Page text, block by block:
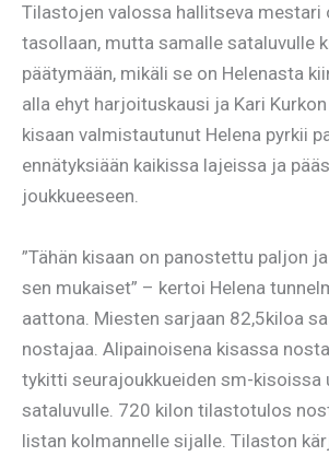
Tilastojen valossa hallitseva mestari
tasollaan, mutta samalle sataluvulle
päätymään, mikäli se on Helenasta
alla ehyt harjoituskausi ja Kari
kisaan valmistautunut Helena pyrkii
ennätyksiään kaikissa lajeissa ja
joukkueeseen.
”Tähän kisaan on panostettu paljon
sen mukaiset” – kertoi Helena
aattona. Miesten sarjaan 82,5kiloa
nostajaa. Alipainoisena kisassa
tykitti seurajoukkueiden sm-kisoissa
sataluvulle. 720 kilon tilastotulos
listan kolmannelle sijalle. Tilaston